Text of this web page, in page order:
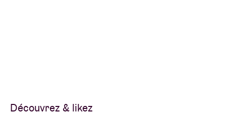
Découvrez & likez